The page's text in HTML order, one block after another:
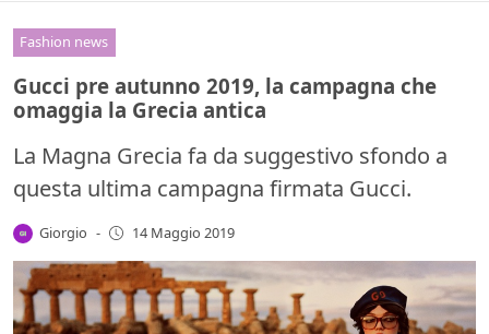
Fashion news
Gucci pre autunno 2019, la campagna che
omaggia la Grecia antica
La Magna Grecia fa da suggestivo sfondo a
questa ultima campagna firmata Gucci.
Giorgio - 14 Maggio 2019